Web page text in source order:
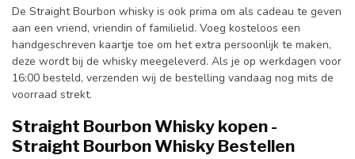
De Straight Bourbon whisky is ook prima om als cadeau te geven
aan een vriend, vriendin of familielid. Voeg kosteloos een
handgeschreven kaartje toe om het extra persoonlijk te maken,
deze wordt bij de whisky meegeleverd. Als je op werkdagen voor
16:00 besteld, verzenden wij de bestelling vandaag nog mits de
voorraad strekt.
Straight Bourbon Whisky kopen -
Straight Bourbon Whisky Bestellen